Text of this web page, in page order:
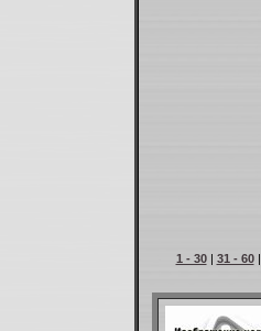
1 - 30| 31 - 60|